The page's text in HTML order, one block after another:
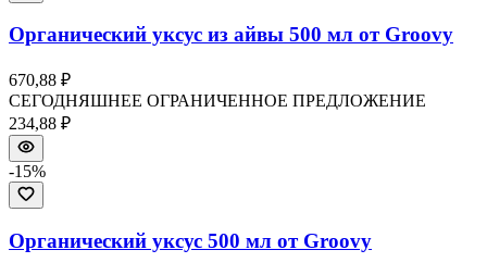
Органический уксус из айвы 500 мл от Groovy
670,88 ₽
СЕГОДНЯШНЕЕ ОГРАНИЧЕННОЕ ПРЕДЛОЖЕНИЕ
234,88 ₽
-15%
Органический уксус 500 мл от Groovy